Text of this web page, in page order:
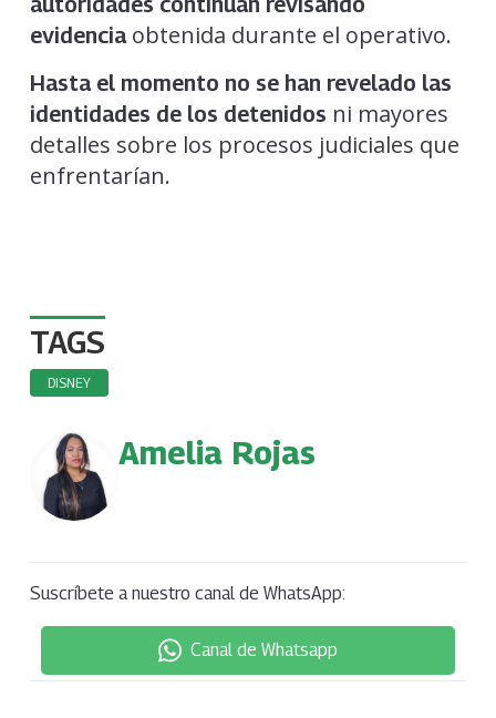
evidenciaobtenida durante el operativo.
Hasta el momento no se han revelado las
identidades de los detenidos ni mayores
detalles sobre los procesos judiciales que
enfrentarían.
TAGS
DISNEY
Amelia Rojas
Suscríbete a nuestro canal de WhatsApp:
Canal de Whatsapp